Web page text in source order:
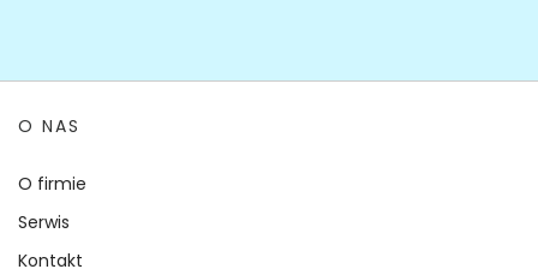
O NAS
O firmie
Serwis
Kontakt